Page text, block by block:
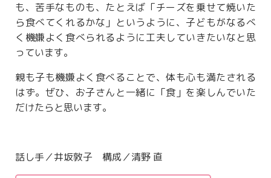
も、苦手なものも、たとえば「チーズを乗せて焼いた
ら食べてくれるかな」というように、子どもがなるべ
く機嫌よく食べられるように工夫していきたいなと思
っています。
親も子も機嫌よく食べることで、体も心も満たされる
はず。ぜひ、お子さんと一緒に「食」を楽しんでいた
だけたらと思います。
話し手／井坂敦子 構成／清野 直